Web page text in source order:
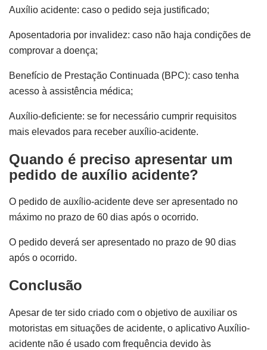
Auxílio acidente: caso o pedido seja justificado;
Aposentadoria por invalidez: caso não haja condições de
comprovar a doença;
Benefício de Prestação Continuada (BPC): caso tenha
acesso à assistência médica;
Auxílio-deficiente: se for necessário cumprir requisitos
mais elevados para receber auxílio-acidente.
Quando é preciso apresentar um
pedido de auxílio acidente?
O pedido de auxílio-acidente deve ser apresentado no
máximo no prazo de 60 dias após o ocorrido.
O pedido deverá ser apresentado no prazo de 90 dias
após o ocorrido.
Conclusão
Apesar de ter sido criado com o objetivo de auxiliar os
motoristas em situações de acidente, o aplicativo Auxílio-
acidente não é usado com frequência devido às